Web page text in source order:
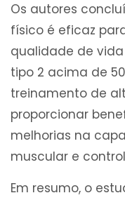
Os autores
físico é eficaz
qualidade de
tipo 2 acima de
treinamento de
proporcionar
melhorias na
muscular e
Em resumo, o